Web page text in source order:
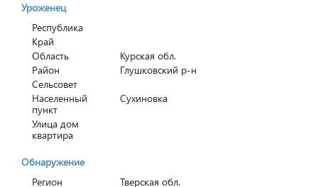
Уроженец
Республика
Край
Область
Курская обл.
Район
Глушковский р-н
Сельсовет
Населенный
пункт
Сухиновка
Улица дом
квартира
Обнаружение
Регион
Тверская обл.